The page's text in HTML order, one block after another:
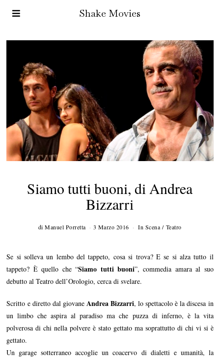
Shake Movies
Siamo tutti buoni, di Andrea
Bizzarri
diManuel Porretta 3 Marzo 2016 In Scena / Teatro
Se si solleva un lembo del tappeto, cosa si trova? E se si alza tutto il
tappeto? È quello che “Siamo tutti buoni”, commedia amara al suo
debutto al Teatro dell’Orologio, cerca di svelare.
Scritto e diretto dal giovane Andrea Bizzarri, lo spettacolo è la discesa in
un limbo che aspira al paradiso ma che puzza di inferno, è la vita
polverosa di chi nella polvere è stato gettato ma soprattutto di chi vi si è
gettato.
Un garage sotterraneo accoglie un coacervo di dialetti e umanità, la